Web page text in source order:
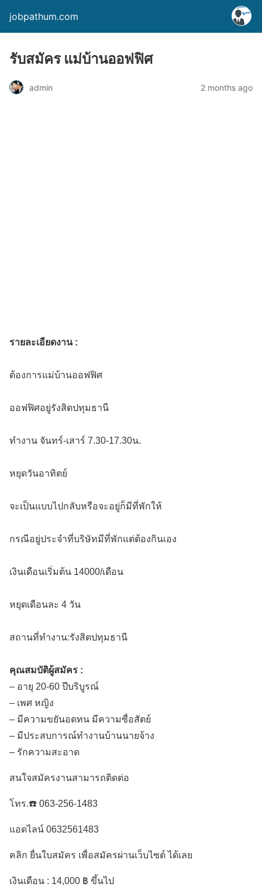
jobpathum.com
รับสมัคร แม่บ้านออฟฟิศ
admin 2 months ago
รายละเอียดงาน :
ต้องการแม่บ้านออฟฟิศ
ออฟฟิศอยู่รังสิตปทุมธานี
ทำงาน จันทร์-เสาร์ 7.30-17.30น.
หยุดวันอาทิตย์
จะเป็นแบบไปกลับหรือจะอยู่ก็มีที่พักให้
กรณีอยู่ประจำที่บริษัทมีที่พักแต่ต้องกินเอง
เงินเดือนเริ่มต้น 14000/เดือน
หยุดเดือนละ 4 วัน
สถานที่ทำงาน:รังสิตปทุมธานี
คุณสมบัติผู้สมัคร :
– อายุ 20-60 ปีบริบูรณ์
– เพศ หญิง
– มีความขยันอดทน มีความซื่อสัตย์
– มีประสบการณ์ทำงานบ้านนายจ้าง
– รักความสะอาด
สนใจสมัครงานสามารถติดต่อ
โทร.☎️ 063-256-1483
แอดไลน์ 0632561483
คลิก ยื่นใบสมัคร เพื่อสมัครผ่านเว็บไซต์ ได้เลย
เงินเดือน : 14,000 ฿ ขึ้นไป